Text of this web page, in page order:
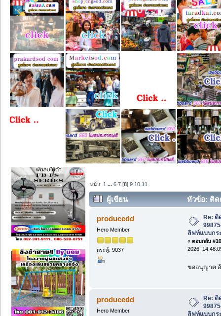
หน้า: 1 ...6 7 [8]9 10 11
ผู้เขียน
หัวข้อ: ติด
โดยสาร, ลิฟท์แบบกระจก, ลิฟท์ขนส่ง (
producedd
Hero Member
กระทู้: 9037
Re: ติ
ลิฟท์แบบกร
« ตอบกลับ
2026,
ขออนุญาต
producedd
Hero Member
Re: ติ
ลิฟท์แบบกร